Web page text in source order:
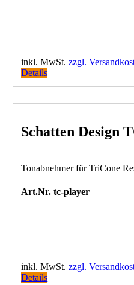
inkl. MwSt.zzgl.
Details
Schatten Design
Tonabnehmer für TriCone
Art.Nr. tc-player
inkl. MwSt.zzgl.
Details